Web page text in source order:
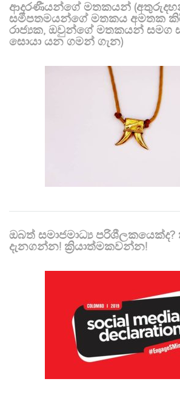
ආදරණීයන්ගේ මතකයන්
සමීපතමයන්ගේ මතකය අමතක
රාජ්‍යක, ඔවුන්ගේ මතකයන් සමග
සොයා යන ගමන් ගැන)
ඔබත් සමාජමාධ්‍ය
දැනගන්න! ක්‍රියාත්මකවන්න!